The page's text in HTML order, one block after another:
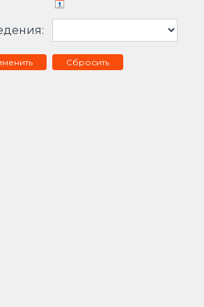
Сбросить